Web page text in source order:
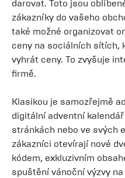
darovat. Toto jsou
zákazníky do vašeho
také možné organizovat
ceny na sociálních sítích,
vyhrát ceny. To zvyšuje
firmě.
Klasikou je samozřejmě
digitální adventní
stránkách nebo ve svých
zákazníci otevírají nové
kódem, exkluzivním
spuštění vánoční výzvy